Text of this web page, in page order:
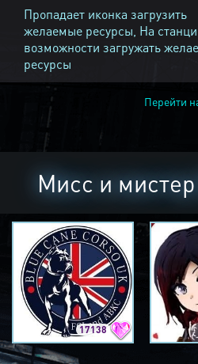
Пропадает иконка загрузить
желаемые ресурсы, На
возможности загружать
ресурсы
Перейти
Мисс и
17138